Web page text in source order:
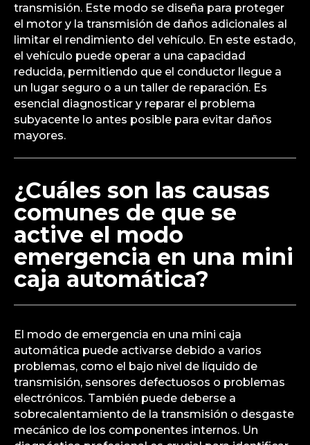
transmisión. Este modo se diseña para proteger
el motor y la transmisión de daños adicionales al
limitar el rendimiento del vehículo. En este estado,
el vehículo puede operar a una capacidad
reducida, permitiendo que el conductor llegue a
un lugar seguro o a un taller de reparación. Es
esencial diagnosticar y reparar el problema
subyacente lo antes posible para evitar daños
mayores.
¿Cuáles son las causas
comunes de que se
active el modo
emergencia en una mini
caja automática?
El modo de emergencia en una mini caja
automática puede activarse debido a varios
problemas, como el bajo nivel de líquido de
transmisión, sensores defectuosos o problemas
electrónicos. También puede deberse a
sobrecalentamiento de la transmisión o desgaste
mecánico de los componentes internos. Un